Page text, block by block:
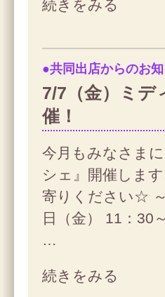
続きをみる
●共同出店からのお知
7/7（金）ミデ
催！
今月もみなさま
シェ』開催しま
寄りください☆
日（金） 11：30
…
続きをみる